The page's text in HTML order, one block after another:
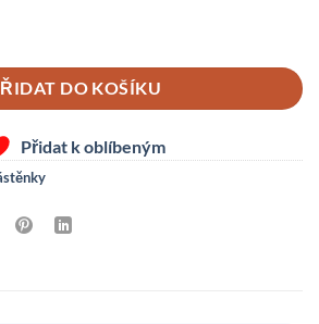
VODNÍK S RYBKOU množství
DO KOŠÍKU
Přidat k oblíbeným